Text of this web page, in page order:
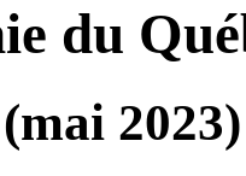
du
2023)